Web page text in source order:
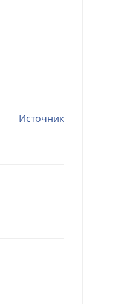
Источник